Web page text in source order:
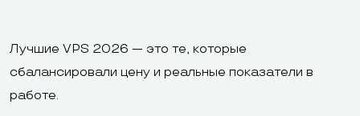
Лучшие VPS 2026 — это те, которые
сбалансировали цену и реальные показатели в
работе.